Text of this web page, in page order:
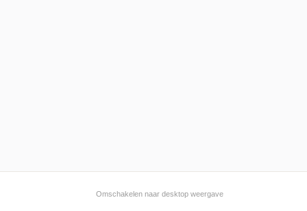
Omschakelen naar desktop weergave